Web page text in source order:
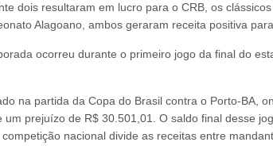
dois resultaram em lucro para o CRB, os clássicos
Alagoano, ambos geraram receita positiva
ocorreu durante o primeiro jogo da final do
na partida da Copa do Brasil contra o Porto-BA,
prejuízo de R$ 30.501,01. O saldo final desse
nacional divide as receitas entre